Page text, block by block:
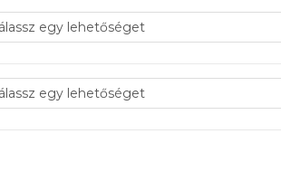
egy lehetőséget
egy lehetőséget